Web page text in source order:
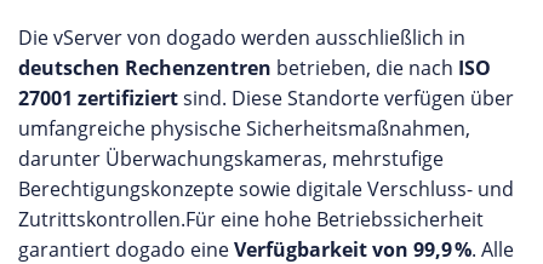
Die vServer von dogado werden ausschließlich in
deutschen Rechenzentren betrieben, die nach ISO
27001 zertifiziertsind. Diese Standorte verfügen über
umfangreiche physische Sicherheitsmaßnahmen,
darunter Überwachungskameras, mehrstufige
Berechtigungskonzepte sowie digitale Verschluss- und
Zutrittskontrollen.Für eine hohe Betriebssicherheit
garantiert dogado eineVerfügbarkeit von 99,9 %. Alle